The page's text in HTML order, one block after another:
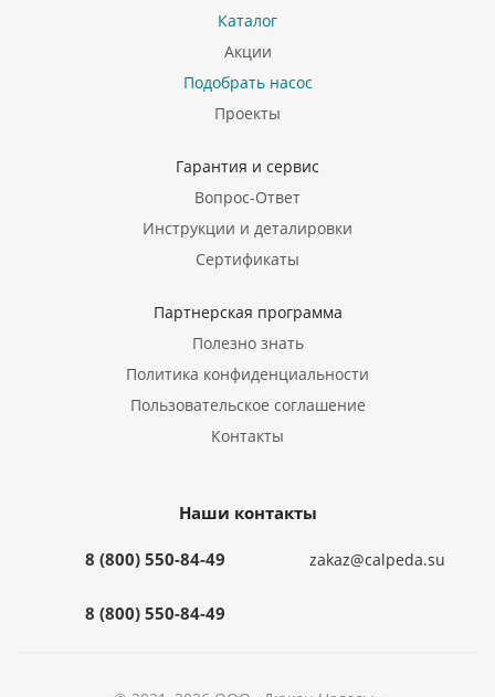
Каталог
Акции
Подобрать насос
Проекты
Гарантия и сервис
Вопрос-Ответ
Инструкции и деталировки
Сертификаты
Партнерская программа
Полезно знать
Политика конфиденциальности
Пользовательское соглашение
Контакты
Наши контакты
8 (800) 550-84-49
8 (800) 550-84-49
zakaz@calpeda.su